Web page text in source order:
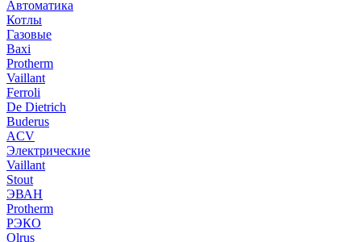
Автоматика
Котлы
Газовые
Baxi
Protherm
Vaillant
Ferroli
De Dietrich
Buderus
ACV
Электрические
Vaillant
Stout
ЭВАН
Protherm
РЭКО
Olrus